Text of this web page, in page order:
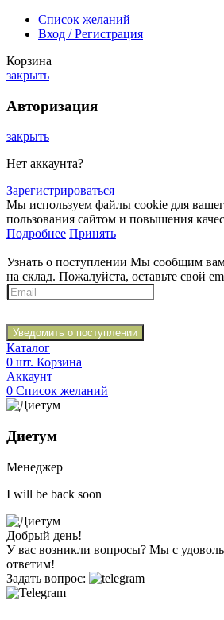
Список желаний
Вход / Регистрация
Корзина
закрыть
Авторизация
закрыть
Нет аккаунта?
Зарегистрироваться
Мы используем файлы cookie для
пользования сайтом и повышения
Подробнее Принять
Узнать о поступлении Мы сообщим вам,
на склад. Пожалуйста, оставьте свой
Уведомить о поступлении
Каталог
0 шт. Корзина
Аккаунт
0 Список желаний
Диетум
Менеджер
I will be back soon
Добрый день!
У вас возникли вопросы? Мы с
ответим!
Задать вопрос: